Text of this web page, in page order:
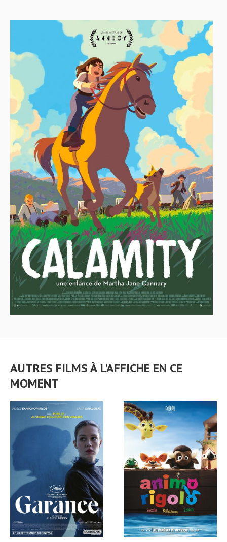
AUTRES FILMS À L'AFFICHE EN CE
MOMENT